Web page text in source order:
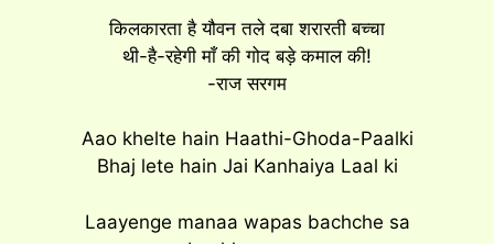
किलकारता है यौवन तले दबा शरारती बच्चा
थी-है-रहेगी माँ की गोद बड़े कमाल की!
-राज सरगम
Aao khelte hain Haathi-Ghoda-Paalki
Bhaj lete hain Jai Kanhaiya Laal ki
Laayenge manaa wapas bachche sa